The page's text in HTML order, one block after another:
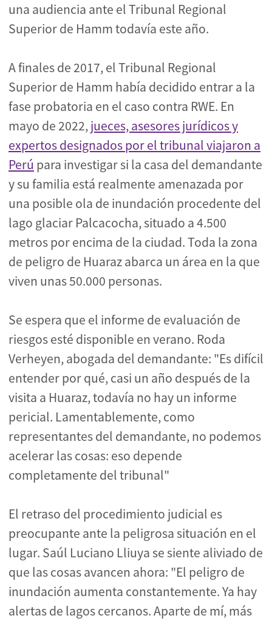
una audiencia ante el Tribunal Regional
Superior de Hamm todavía este año.
A finales de 2017, el Tribunal Regional
Superior de Hamm había decidido entrar a la
fase probatoria en el caso contra RWE. En
mayo de 2022,jueces, asesores jurídicos y
expertos designados por el tribunal viajaron a
Perú para investigar si la casa del demandante
y su familia está realmente amenazada por
una posible ola de inundación procedente del
lago glaciar Palcacocha, situado a 4.500
metros por encima de la ciudad. Toda la zona
de peligro de Huaraz abarca un área en la que
viven unas 50.000 personas.
Se espera que el informe de evaluación de
riesgos esté disponible en verano. Roda
Verheyen, abogada del demandante: "Es difícil
entender por qué, casi un año después de la
visita a Huaraz, todavía no hay un informe
pericial. Lamentablemente, como
representantes del demandante, no podemos
acelerar las cosas: eso depende
completamente del tribunal"
El retraso del procedimiento judicial es
preocupante ante la peligrosa situación en el
lugar. Saúl Luciano Lliuya se siente aliviado de
que las cosas avancen ahora: "El peligro de
inundación aumenta constantemente. Ya hay
alertas de lagos cercanos. Aparte de mí, más